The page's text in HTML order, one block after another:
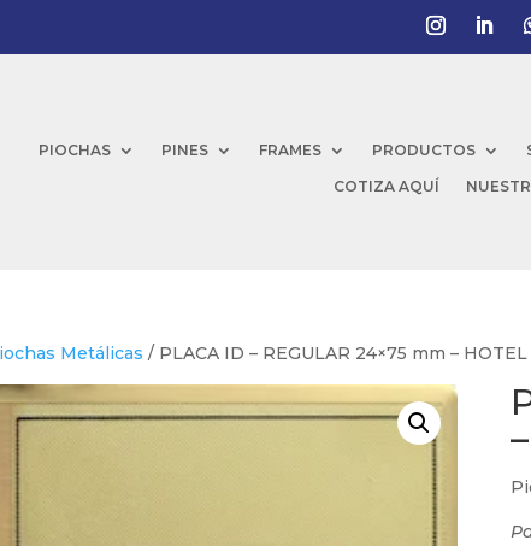
PIOCHAS PINES FRAMES PRODUCTOS
COTIZA AQUÍ
Metálicas / PLACA ID – REGULAR 24×75 mm –